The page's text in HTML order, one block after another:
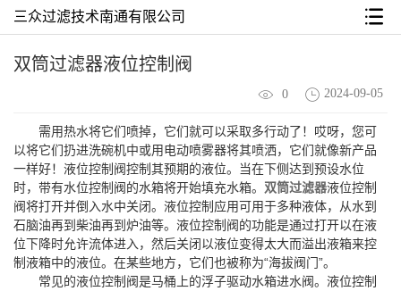
三众过滤技术南通有限公司
双筒过滤器液位控制阀
0 2024-09-05
需用热水将它们喷掉，它们就可以采取多行动了！哎呀，您可
以将它们扔进洗碗机中或用电动喷雾器将其喷洒，它们就像新产品
一样好！液位控制阀控制其预期的液位。当在下侧达到预设水位
时，带有水位控制阀的水箱将开始填充水箱。 双筒过滤器液位控制
阀将打开并倒入水中关闭。液位控制应用可用于多种液体，从水到
石脑油再到柴油再到炉油等。液位控制阀的功能是通过打开以在液
位下降时允许流体进入，然后关闭以液位变得太大而溢出液箱来控
制液箱中的液位。在某些地方，它们也被称为“海拔阀门”。
常见的液位控制阀是马桶上的浮子驱动水箱进水阀。液位控制